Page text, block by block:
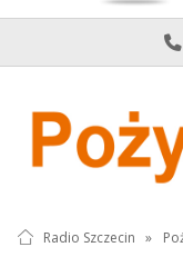
Radio Szczecin »